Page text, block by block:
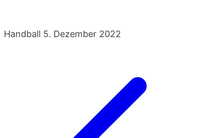
Handball 5. Dezember 2022